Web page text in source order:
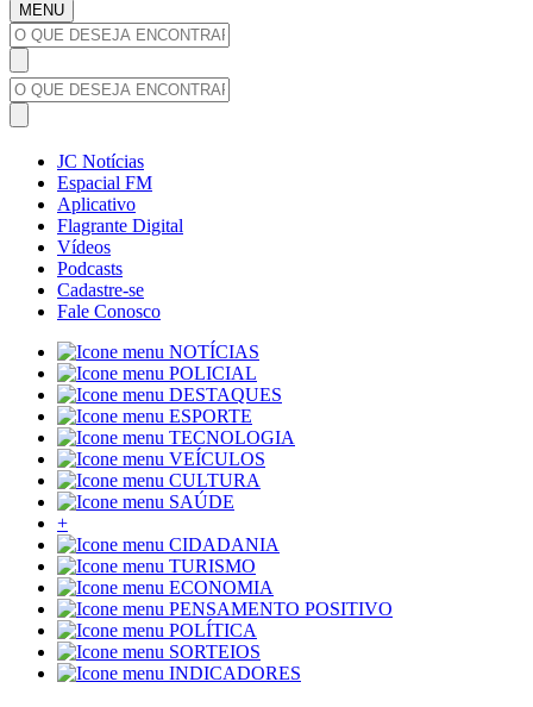
MENU
JC Notícias
Espacial FM
Aplicativo
Flagrante Digital
Vídeos
Podcasts
Cadastre-se
Fale Conosco
NOTÍCIAS
POLICIAL
DESTAQUES
ESPORTE
TECNOLOGIA
VEÍCULOS
CULTURA
SAÚDE
+
CIDADANIA
TURISMO
ECONOMIA
PENSAMENTO POSITIVO
POLÍTICA
SORTEIOS
INDICADORES